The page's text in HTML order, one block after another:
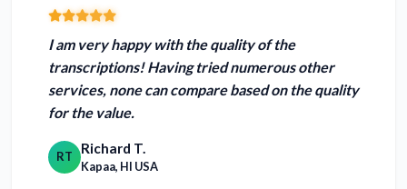
I am very happy with the quality of the
transcriptions!Having tried numerous other
services, none can compare based on the quality
for the value.
RT Richard T.
Kapaa, HI USA